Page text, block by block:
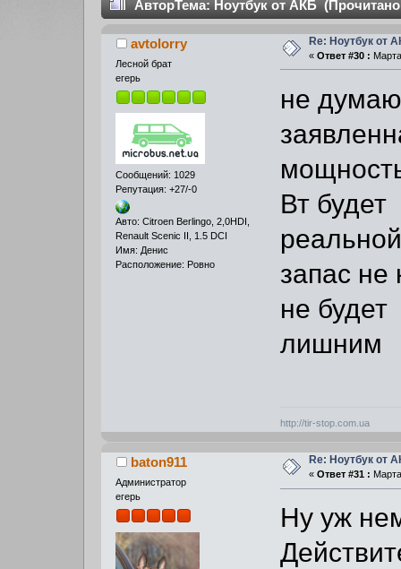
АвторТема: Ноутбук от АКБ (Прочитано
avtolorry
Лесной брат
егерь
Сообщений: 1029
Репутация: +27/-0
Авто: Citroen Berlingo, 2,0HDI,
Renault Scenic II, 1.5 DCI
Имя: Денис
Расположение: Ровно
Re: Ноутбук от
« Ответ #30 :
не
Вт будет
запас не
не будет
лишним
http://tir-stop.com.ua
baton911
Администратор
егерь
Re: Ноутбук от
« Ответ #31 :
Ну уж